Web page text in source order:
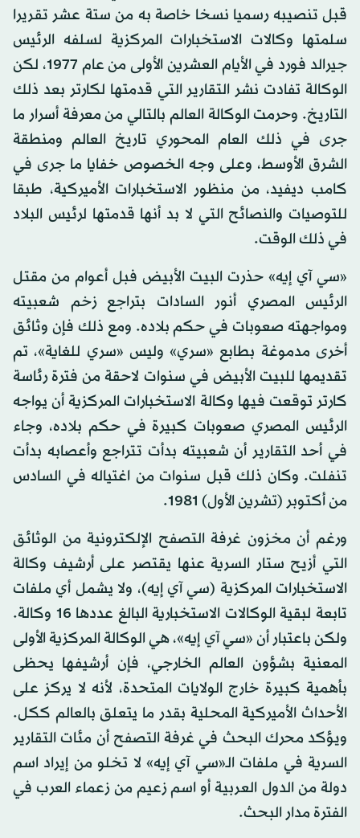
قبل تنصيبه رسميا نسخا خاصة به من ستة عشر تقريرا
سلمتها وكالات الاستخبارات المركزية لسلفه الرئيس
جيرالد فورد في الأيام العشرين الأولى من عام 1977، لكن
الوكالة تفادت نشر التقارير التي قدمتها لكارتر بعد ذلك
التاريخ. وحرمت الوكالة العالم بالتالي من معرفة أسرار ما
جرى في ذلك العام المحوري تاريخ العالم ومنطقة
الشرق الأوسط، وعلى وجه الخصوص خفايا ما جرى في
كامب ديفيد، من منظور الاستخبارات الأميركية، طبقا
للتوصيات والنصائح التي لا بد أنها قدمتها لرئيس البلاد
في ذلك الوقت.
«سي آي إيه» حذرت البيت الأبيض فبل أعوام من مقتل
الرئيس المصري أنور السادات بتراجع زخم شعبيته
ومواجهته صعوبات في حكم بلاده. ومع ذلك فإن وثائق
أخرى مدموغة بطابع «سري» وليس «سري للغاية»، تم
تقديمها للبيت الأبيض في سنوات لاحقة من فترة رئاسة
كارتر توقعت فيها وكالة الاستخبارات المركزية أن يواجه
الرئيس المصري صعوبات كبيرة في حكم بلاده، وجاء
في أحد التقارير أن شعبيته بدأت تتراجع وأعصابه بدأت
تنفلت. وكان ذلك قبل سنوات من اغتياله في السادس
من أكتوبر (تشرين الأول) 1981.
ورغم أن مخزون غرفة التصفح الإلكترونية من الوثائق
التي أزيح ستار السرية عنها يقتصر على أرشيف وكالة
الاستخبارات المركزية (سي آي إيه)، ولا يشمل أي ملفات
تابعة لبقية الوكالات الاستخبارية البالغ عددها 16 وكالة.
ولكن باعتبار أن «سي آي إيه»، هي الوكالة المركزية الأولى
المعنية بشؤون العالم الخارجي، فإن أرشيفها يحظى
بأهمية كبيرة خارج الولايات المتحدة، لأنه لا يركز على
الأحداث الأميركية المحلية بقدر ما يتعلق بالعالم ككل.
ويؤكد محرك البحث في غرفة التصفح أن مئات التقارير
السرية في ملفات الـ«سي آي إيه» لا تخلو من إيراد اسم
دولة من الدول العربية أو اسم زعيم من زعماء العرب في
الفترة مدار البحث.